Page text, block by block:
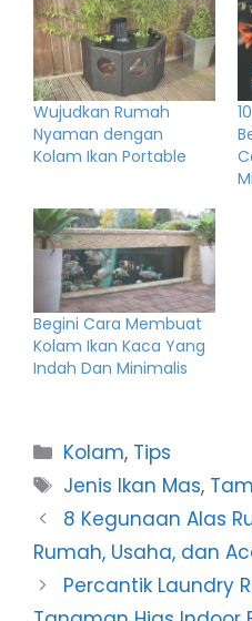
Wujudkan Rumah
Nyaman dengan
Kolam Ikan Portable
Begini Cara Membuat
Kolam Ikan Kaca Yang
Indah Dan Minimalis
Categories
Kolam, Tips
Tags
Jenis Ikan Mas,
8 Kegunaan Alas
Rumah, Usaha, dan
Percantik Laundry